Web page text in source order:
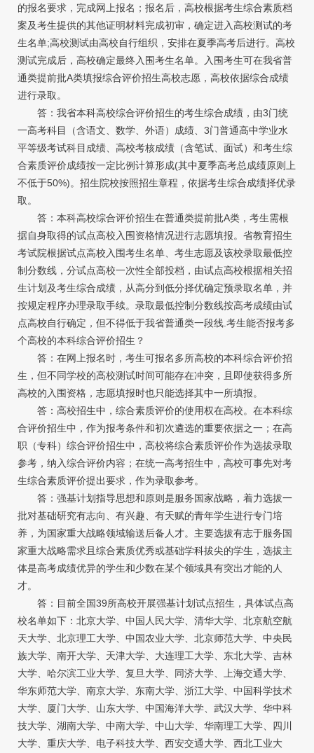
的报名要求，完成网上报名；报名后，高校根据考生综合素质档
案及考生提供的其他证明材料完成初审，确定进入高校测试的考
生名单;高校测试由高校自行组织，安排在夏季高考后进行。高校
测试完成后，高校确定最终入围考生名单。入围考生可在我省普
通类提前批A类填报综合评价招生高校志愿，高校依据综合成绩
进行录取。
答：我省本科高校综合评价招生的考生综合成绩，由3门统
一高考科目（含语文、数学、外语）成绩、3门普通高中学业水
平等级考试科目成绩、高校考核成绩（含笔试、面试）和考生综
合素质评价成绩按一定比例计算形成(其中夏季高考总成绩原则上
不低于50%)。招生院校按照招生章程，依据考生综合成绩择优录
取。
答：本科高校综合评价招生在普通类提前批A类，考生需根
据自身取得的试点高校入围资格情况进行志愿填报。省教育招生
考试院根据试点高校入围考生名单、考生志愿及该校录取最低控
制分数线，分试点高校一次性全部投档，由试点高校根据相关招
生计划及考生综合成绩，从高分到低分择优确定预录取名单，并
按规定程序办理录取手续。录取最低控制分数线按高考成绩由试
点高校自行确定，但不得低于我省普通类一段线.考生能否报考多
个高校的本科综合评价招生？
答：在网上报名时，考生可报名多所高校的本科综合评价招
生，但不同学校的高校测试时间可能存在冲突，且即使获得多所
高校的入围资格，志愿填报时也只能选择其中一所填报。
答：高校招生中，综合素质评价的使用权在高校。在本科综
合评价招生中，作为报考条件和初次遴选的重要依据之一；在高
职（专科）综合评价招生中，高校将综合素质评价作为选拔录取
参考，纳入综合评价内容；在统一高考招生中，高校可事先对考
生综合素质评价提出要求，作为录取参考。
答：强基计划指导思想和原则是服务国家战略，着力选拔一
批对基础研究有志向、有兴趣、有天赋的青年学生进行专门培
养，为国家重大战略领域输送后备人才。主要选拔有志于服务国
家重大战略需求且综合素质优秀或基础学科拔尖的学生，选拔主
体是高考成绩优异的学生和少数在某个领域具有突出才能的人
才。
答：目前全国39所高校开展强基计划试点招生，具体试点高
校名单如下：北京大学、中国人民大学、清华大学、北京航空航
天大学、北京理工大学、中国农业大学、北京师范大学、中央民
族大学、南开大学、天津大学、大连理工大学、东北大学、吉林
大学、哈尔滨工业大学、复旦大学、同济大学、上海交通大学、
华东师范大学、南京大学、东南大学、浙江大学、中国科学技术
大学、厦门大学、山东大学、中国海洋大学、武汉大学、华中科
技大学、湖南大学、中南大学、中山大学、华南理工大学、四川
大学、重庆大学、电子科技大学、西安交通大学、西北工业大